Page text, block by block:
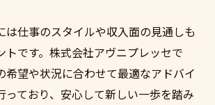
は仕事のスタイルや収入面の見通しも
トです。株式会社アヴニプレッセで
希望や状況に合わせて最適なアドバイ
っており、安心して新しい一歩を踏み